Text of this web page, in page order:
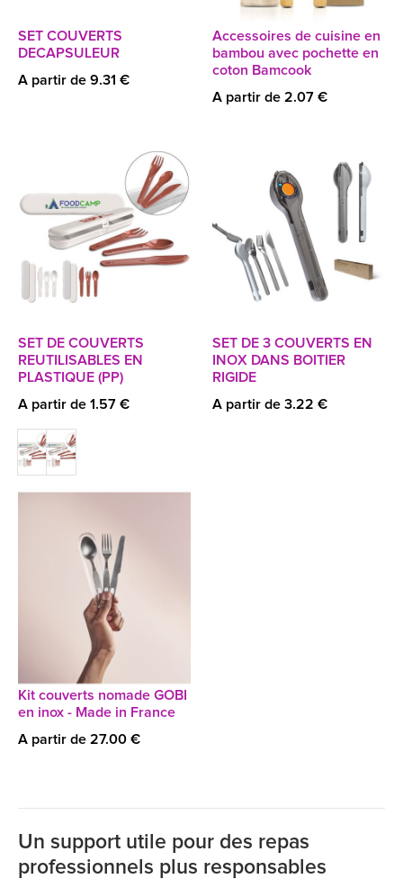
SET COUVERTS
DECAPSULEUR
A partir de 9.31 €
Accessoires de cuisine en
bambou avec pochette en
coton Bamcook
A partir de 2.07 €
SET DE COUVERTS
REUTILISABLES EN
PLASTIQUE (PP)
A partir de 1.57 €
SET DE 3 COUVERTS EN
INOX DANS BOITIER
RIGIDE
A partir de 3.22 €
Kit couverts nomade GOBI
en inox - Made in France
A partir de 27.00 €
Un support utile pour des repas
professionnels plus responsables